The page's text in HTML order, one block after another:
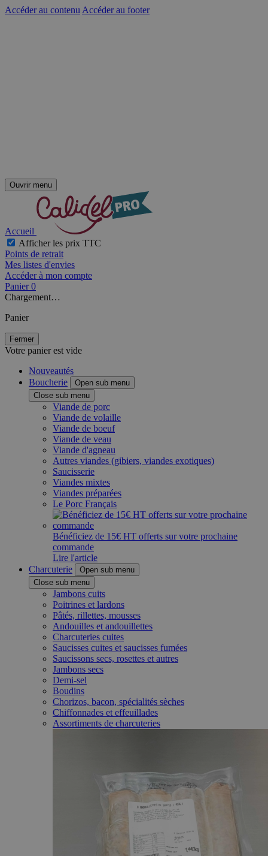
Accéder au contenu Accéder au footer
Ouvrir menu
Accueil
Afficher les prix TTC
Points de retrait
Mes listes d'envies
Accéder à mon compte
Panier 0
Chargement…
Panier
Fermer
Votre panier est vide
Nouveautés
Boucherie
Open sub menu
Close sub menu
Viande de porc
Viande de volaille
Viande de boeuf
Viande de veau
Viande d'agneau
Autres viandes (gibiers, viandes exotiques)
Saucisserie
Viandes mixtes
Viandes préparées
Le Porc Français
Bénéficiez de 15€ HT offerts sur votre prochaine
commande
Lire l'article
Charcuterie
Open sub menu
Close sub menu
Jambons cuits
Poitrines et lardons
Pâtés, rillettes, mousses
Andouilles et andouillettes
Charcuteries cuites
Saucisses cuites et saucisses fumées
Saucissons secs, rosettes et autres
Jambons secs
Demi-sel
Boudins
Chorizos, bacon, spécialités sèches
Chiffonnades et effeuillades
Assortiments de charcuteries